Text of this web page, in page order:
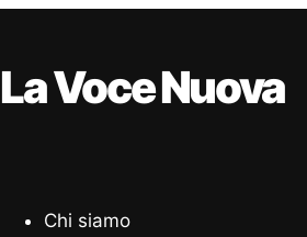
La Voce Nuova
Chi siamo